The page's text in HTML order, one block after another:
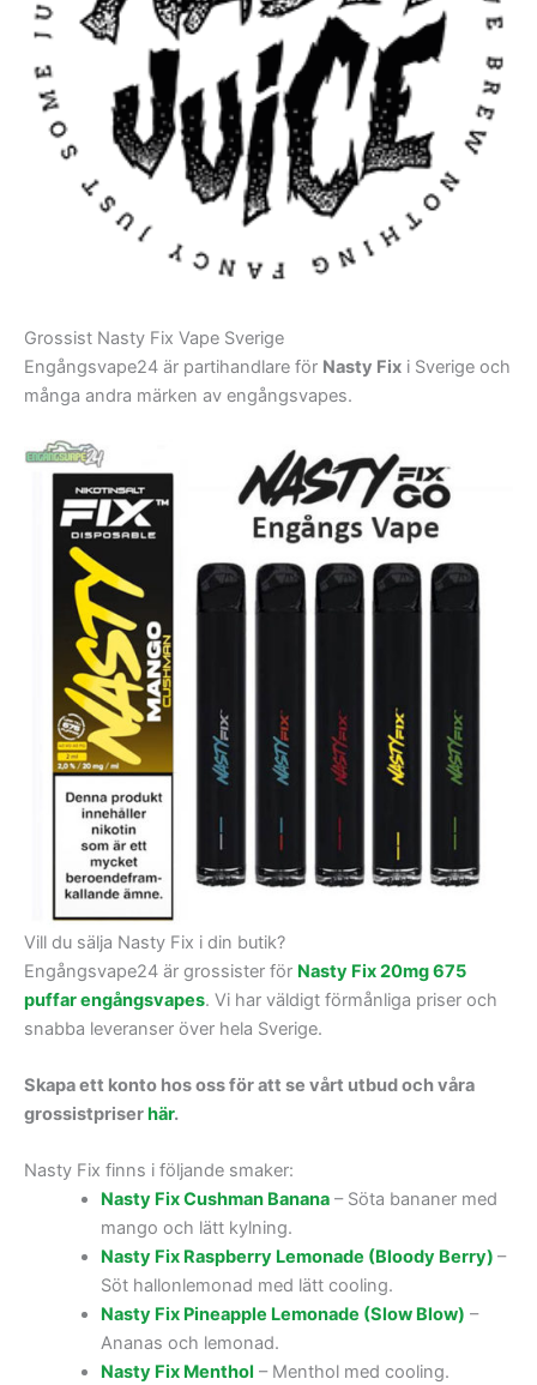
Grossist Nasty Fix Vape Sverige
Engångsvape24 är partihandlare för Nasty Fix i Sverige och
många andra märken av engångsvapes.
Vill du sälja Nasty Fix i din butik?
Engångsvape24 är grossister för Nasty Fix 20mg 675
puffar engångsvapes. Vi har väldigt förmånliga priser och
snabba leveranser över hela Sverige.
Skapa ett konto hos oss för att se vårt utbud och våra
grossistpriserhär.
Nasty Fix finns i följande smaker:
Nasty Fix Cushman Banana– Söta bananer med
mango och lätt kylning.
Nasty Fix Raspberry Lemonade (Bloody Berry) –
Söt hallonlemonad med lätt cooling.
Nasty Fix Pineapple Lemonade (Slow Blow) –
Ananas och lemonad.
Nasty Fix Menthol – Menthol med cooling.